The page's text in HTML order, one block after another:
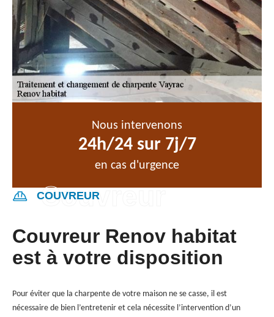
Nous intervenons
24h/24 sur 7j/7
en cas d'urgence
COUVREUR
Couvreur Renov habitat
est à votre disposition
Pour éviter que la charpente de votre maison ne se casse, il est
nécessaire de bien l’entretenir et cela nécessite l’intervention d’un